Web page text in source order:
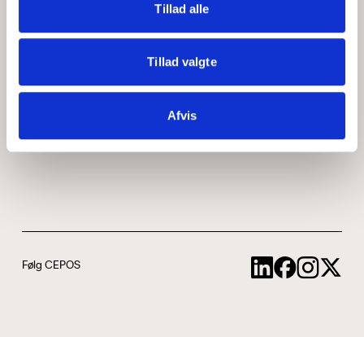
Tillad alle
Tillad valgte
Afvis
Podcast
Følg CEPOS